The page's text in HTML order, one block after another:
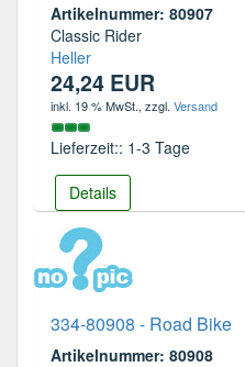
Artikelnummer: 80907
Classic Rider
Heller
24,24 EUR
inkl. 19 % MwSt., zzgl. Versand
Lieferzeit:: 1-3 Tage
Details
334-80908 - Road Bike
Artikelnummer: 80908